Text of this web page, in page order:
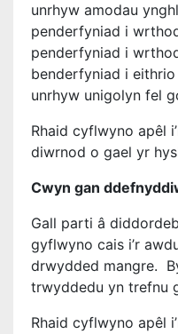
unrhyw amodau
penderfyniad i
penderfyniad i
benderfyniad i
unrhyw unigolyn fel
Rhaid cyflwyno apêl
diwrnod o gael yr
Cwyn gan
Gall parti â
gyflwyno cais i’r
drwydded mangre.
trwyddedu yn trefnu
Rhaid cyflwyno apêl